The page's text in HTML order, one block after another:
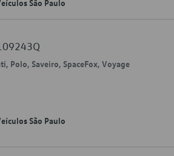
São Paulo
Polo, Saveiro, SpaceFox, Voyage
São Paulo